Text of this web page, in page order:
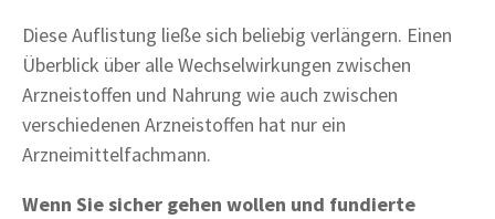
Diese Auflistung ließe sich beliebig verlängern. Einen
Überblick über alle Wechselwirkungen zwischen
Arzneistoffen und Nahrung wie auch zwischen
verschiedenen Arzneistoffen hat nur ein
Arzneimittelfachmann.
Wenn Sie sicher gehen wollen und fundierte